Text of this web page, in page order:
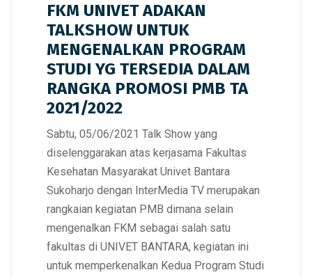
FKM UNIVET ADAKAN
TALKSHOW UNTUK
MENGENALKAN PROGRAM
STUDI YG TERSEDIA DALAM
RANGKA PROMOSI PMB TA
2021/2022
Sabtu, 05/06/2021 Talk Show yang
diselenggarakan atas kerjasama Fakultas
Kesehatan Masyarakat Univet Bantara
Sukoharjo dengan InterMedia TV merupakan
rangkaian kegiatan PMB dimana selain
mengenalkan FKM sebagai salah satu
fakultas di UNIVET BANTARA, kegiatan ini
untuk memperkenalkan Kedua Program Studi